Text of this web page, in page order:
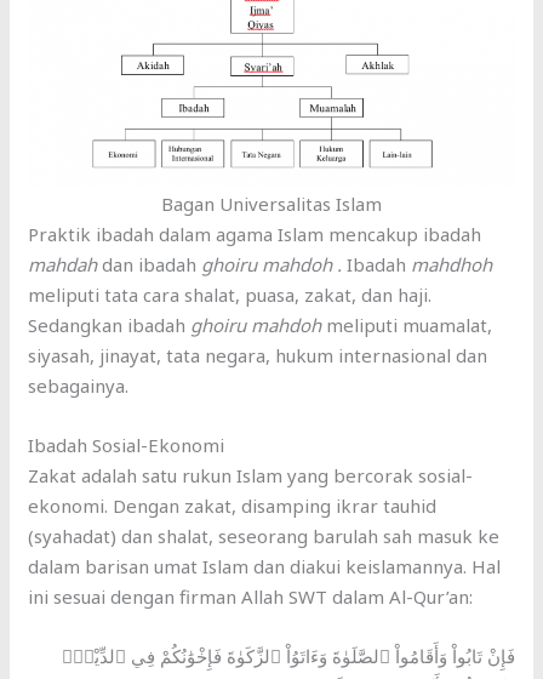
Bagan Universalitas Islam
Praktik ibadah dalam agama Islam mencakup ibadah
mahdahdan ibadah ghoiru mahdoh .Ibadah mahdhoh
meliputi tata cara shalat, puasa, zakat, dan haji.
Sedangkan ibadah ghoiru mahdoh meliputi muamalat,
siyasah, jinayat, tata negara, hukum internasional dan
sebagainya.
Ibadah Sosial-Ekonomi
Zakat adalah satu rukun Islam yang bercorak sosial-
ekonomi. Dengan zakat, disamping ikrar tauhid
(syahadat) dan shalat, seseorang barulah sah masuk ke
dalam barisan umat Islam dan diakui keislamannya. Hal
ini sesuai dengan firman Allah SWT dalam Al-Qur’an:
فَإِنْ تَابُواْ وَأَقَامُواْ ٱلصَّلَوٰةَ وَءَاتَوُاْ ٱلزَّكَوٰةَ فَإِخْوَٰنُكُمْ فِي ٱلدِّيْنِۗ